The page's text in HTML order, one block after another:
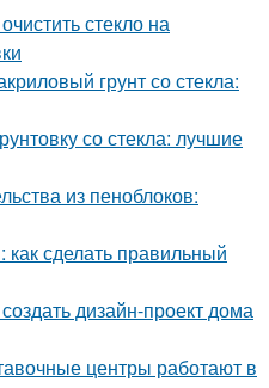
стекло на
грунт со стекла:
со стекла: лучшие
из пеноблоков:
как сделать правильный
дизайн-проект дома
центры работают в